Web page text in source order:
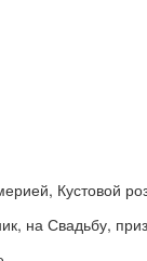
Кустовой
на Свадьбу,